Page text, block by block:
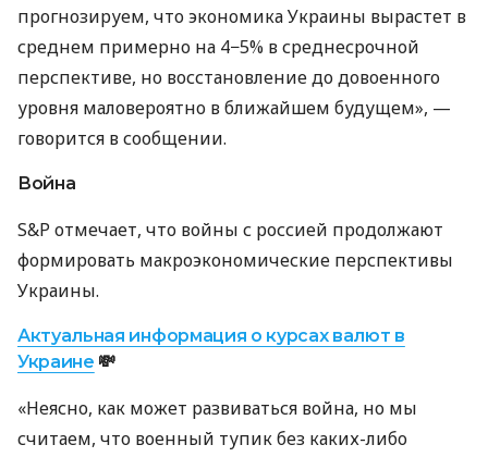
прогнозируем, что экономика Украины вырастет в
среднем примерно на 4−5% в среднесрочной
перспективе, но восстановление до довоенного
уровня маловероятно в ближайшем будущем», —
говорится в сообщении.
Война
S&P отмечает, что войны с россией продолжают
формировать макроэкономические перспективы
Украины.
Актуальная информация о курсах валют в
Украине 💸
«Неясно, как может развиваться война, но мы
считаем, что военный тупик без каких-либо